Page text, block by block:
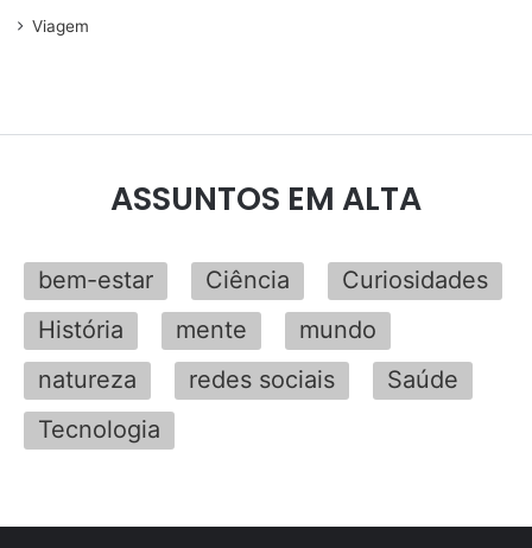
Viagem
ASSUNTOS EM ALTA
bem-estar Ciência
Curiosidades
História
mente
mundo
natureza
redes sociais
Saúde
Tecnologia